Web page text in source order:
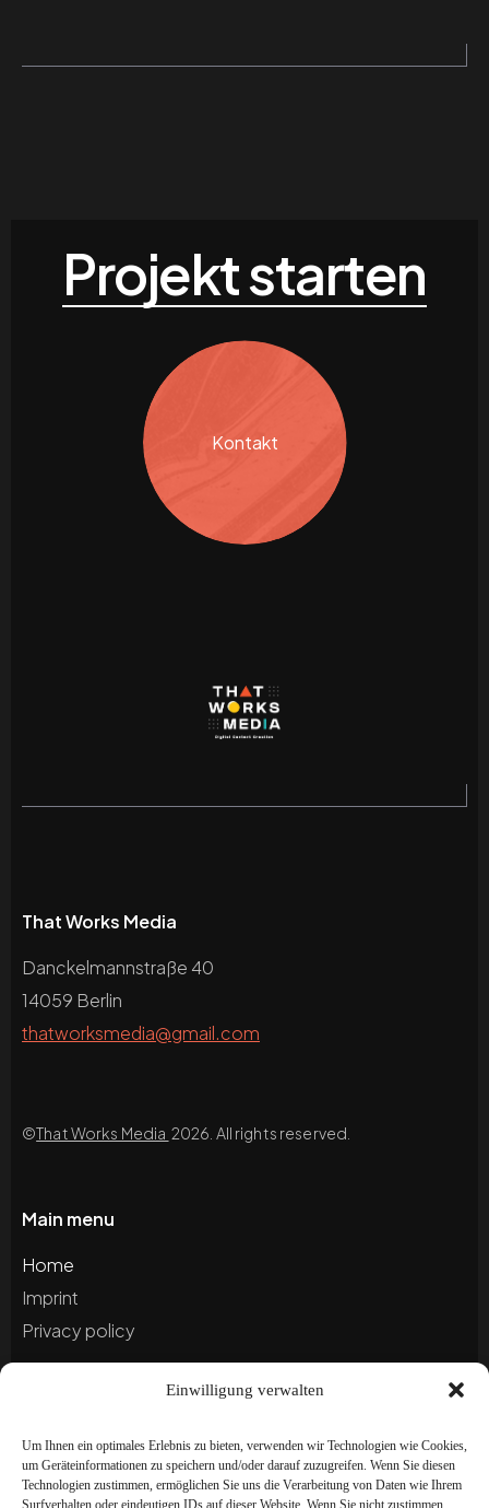
Einwilligung verwalten
Um Ihnen ein optimales Erlebnis zu bieten, verwenden wir Technologien wie Cookies,
um Geräteinformationen zu speichern und/oder darauf zuzugreifen. Wenn Sie diesen
Technologien zustimmen, ermöglichen Sie uns die Verarbeitung von Daten wie Ihrem
Surfverhalten oder eindeutigen IDs auf dieser Website. Wenn Sie nicht zustimmen
Projekt starten
Kontakt
That Works Media
Danckelmannstraße 40
14059 Berlin
thatworksmedia@gmail.com
©That Works Media 2026. All rights reserved.
Main menu
Home
Imprint
Privacy policy
Newsletter